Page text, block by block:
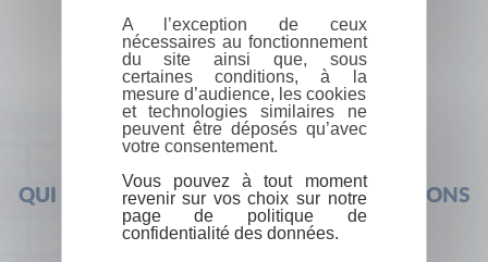
QUI SOMMES-NOUS ?FOIRE AUX QUESTIONS
A l’exception de ceux
nécessaires au fonctionnement
du site ainsi que, sous
certaines conditions, à la
mesure d’audience, les cookies
et technologies similaires ne
peuvent être déposés qu’avec
votre consentement.
Vous pouvez à tout moment
revenir sur vos choix sur notre
page de politique de
confidentialité des données.